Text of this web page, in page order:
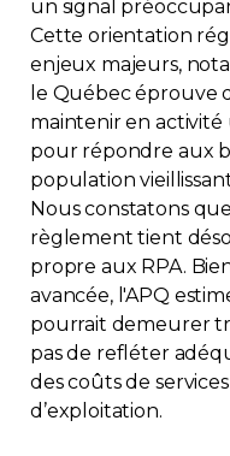
un signal
Cette orientation
enjeux majeurs,
le Québec éprouve
maintenir en
pour répondre aux
population
Nous constatons
règlement tient
propre aux RPA.
avancée, l'APQ
pourrait demeurer
pas de refléter
des coûts de
d’exploitation.